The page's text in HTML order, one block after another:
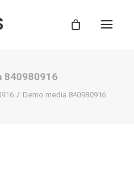
840980916
Demo media 840980916